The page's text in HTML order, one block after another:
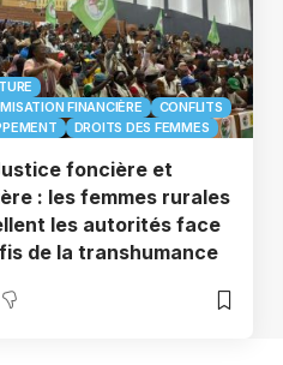
FINANCIÈRE
CONFLITS
DROITS DES FEMMES
foncière et
: les femmes rurales
les autorités face
de la transhumance